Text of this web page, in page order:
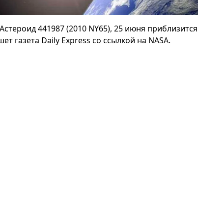
Астероид 441987 (2010 NY65), 25 июня
газета Daily Express со ссылкой на NASA.